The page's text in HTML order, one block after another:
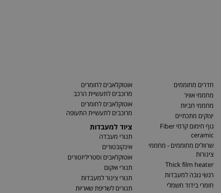
חדרים מחוממים
מחממי אוויר
מחממי חביות
יצוקים מתכתיים
גוף חימום קרמי Fiber
ceramic
שרוולים מחוממים - מחממי
צינורות
Thick film heater
רגשי גובה למעבדות
חומרי בידוד חשמלי
אוטוקלאבים לחומרים
מרוכבים לתעשיית הרכב
אוטוקלאבים לחומרים
מרוכבים לתעשיית התעופה
ציוד למעבדות
תנורי מעבדה
אינקובטורים
אוטוקלאבים וסטריליזטורים
תנורי ואקום
תנורי צינור למעבדות
תנורים לשריפת שאריות